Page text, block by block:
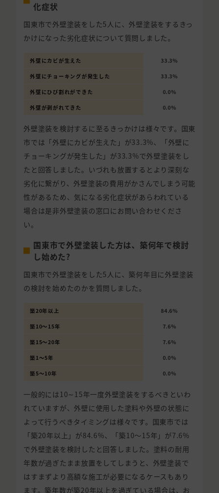
化症状
国東市で外壁塗装をした5人に、外壁塗装をするきっ
かけになった劣化症状について質問しました。
外壁にカビが生えた 33.3%
外壁にチョーキングが発生した 33.3%
外壁にひび割れができた 0.0%
外壁が剥がれてきた 0.0%
外壁塗装を検討するに至るきっかけは様々です。国東
市では「外壁にカビが生えた」が33.3%、「外壁に
チョーキングが発生した」が33.3%で外壁塗装をし
たと回答しました。いづれも放置するとより深刻な
劣化に繋がり、外壁塗装の費用がかさんでしまう可能
性があるため、気になる劣化症状があらわれている
場合は是非外壁塗装の窓口にお問い合わせくださ
い。
国東市で外壁塗装した方は、築何年で検討
し始めた?
国東市で外壁塗装をした5人に、築何年目に外壁塗装
の検討を始めたのかを質問しました。
築20年以上 84.6%
築10〜15年 7.6%
築15〜20年 7.6%
築1〜5年 0.0%
築5〜10年 0.0%
一般的には10∼15年一度外壁塗装をするべきといわ
れていますが、外壁に使用した塗料や外壁の状態に
よって行うべきタイミングは様々です。国東市では
「築20年以上」が84.6%、「築10〜15年」が7.6%
で外壁塗装を検討したと回答しました。塗料の耐用
年数が過ぎたまま放置をしてしまうと、外壁塗装で
はすまずより高額な施工が必要になるケースもあり
ます。築年数が築20年以上を過ぎている場合は、お